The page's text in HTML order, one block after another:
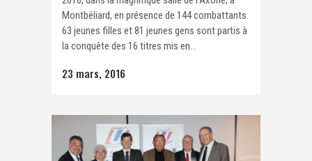
Montbéliard, en présence de 144 combattants.
63 jeunes filles et 81 jeunes gens sont partis à
la conquête des 16 titres mis en...
23 mars, 2016